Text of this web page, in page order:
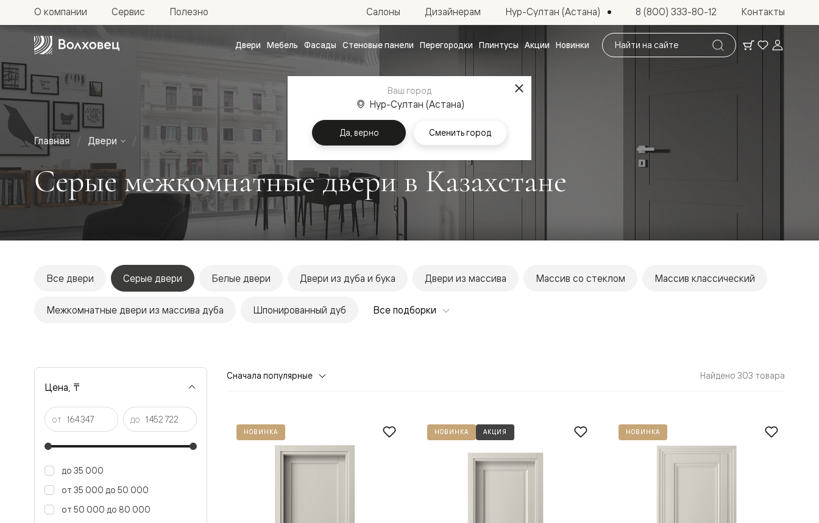
Поиск
по
сайту
Двери Мебель Фасады Стеновые панели Перегородки Плинтусы Акции Новинки
и практичные
Фридом
Центро
Галант
Нео
Планум
Секрето
скрытые
двери
Фрезерованные
двери
Рокка
Дюна
и
алюминиевая
кромка
О компании Сервис Полезно Салоны Дизайнерам Нур-Султан (Астана) 8 (800) 333-80-12 Контакты
Ваш город
Нур-Султан (Астана)
Да, верно Сменить город
Главная Двери
Серые межкомнатные двери в Казахстане
Все двери Серые двери Белые двери Двери из дуба и бука Двери из массива Массив со стеклом Массив классический
Межкомнатные двери из массива дуба Шпонированный дуб Все подборки
Цена, ₸
от до
до 35 000
от 35 000 до 50 000
от 50 000 до 80 000
Сначала популярные Найдено 303 товара
НОВИНКА НОВИНКА АКЦИЯ НОВИНКА